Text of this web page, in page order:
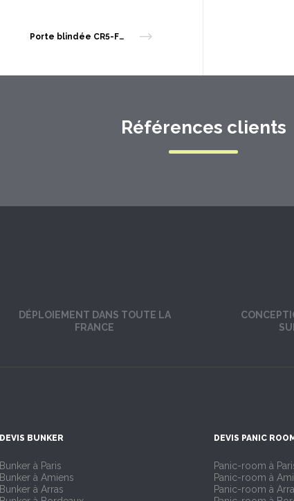
Porte blindée CR5-FB7
Références clients
DÉPLOIEMENT DANS TOUTE LA
FRANCE
DEVIS BUNKER
Bunker à Paris
Bunker à Amiens
Bunker à Arras
DEVIS PANIC ROOM
Panic-room à
Panic-room à
Panic-room à